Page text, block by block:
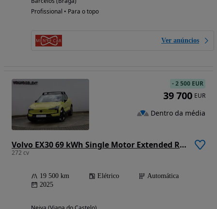
Profissional • Para o topo
Ver anúncios
Volvo EX30 69 kWh Single Motor Extended Range Ultra
272 cv
19 500 km Elétrico
Automática
2025
-2 500 EUR
39 700 EUR
Dentro da média